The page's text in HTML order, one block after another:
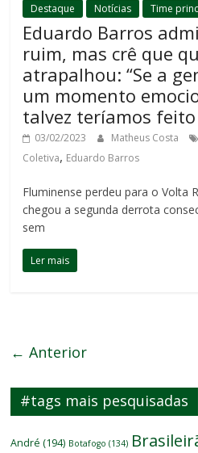
Destaque Notícias Time
Eduardo Barros
ruim, mas crê que
atrapalhou: “Se a
um momento
talvez teríamos feito
03/02/2023 Matheus Costa
Coletiva, Eduardo Barros
Fluminense perdeu para o Volta
chegou a segunda derrota
sem
Ler mais
← Anterior
#tags mais pesquisadas
André (194) Botafogo (134)